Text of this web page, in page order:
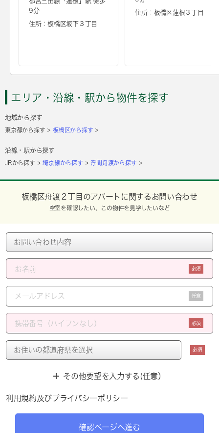
9分
住所：板橋区坂下３丁目
住所：板橋区蓮根３丁目
エリア・沿線・駅から物件を探す
地域から探す
東京都から探す 板橋区から探す
沿線・駅から探す
JRから探す 埼京線から探す 浮間舟渡から探す
板橋区舟渡２丁目のアパートに関するお問い合わせ
空室を確認したい、この物件を見学したいなど
必須
任意
必須
必須
その他要望を入力する(任意）
利用規約及びプライバシーポリシー
確認ページへ進む